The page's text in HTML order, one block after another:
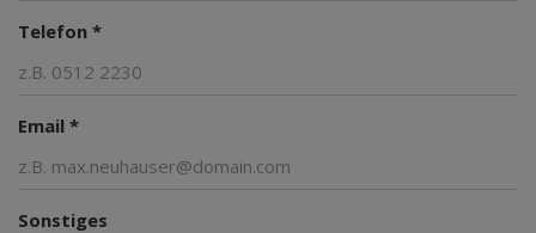
Telefon *
Email *
Sonstiges